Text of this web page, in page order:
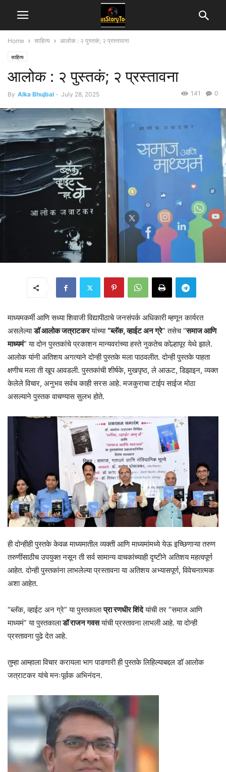
Home साहित्य आलोक : २ पुस्तकं; २ प्रस्तावना
साहित्य
आलोक : २ पुस्तकं; २ प्रस्तावना
By Alka Bhujbal - July 28, 2025 0
141
माध्यमकर्मी आणि सध्या शिवाजी विद्यापीठाचे जनसंपर्क अधिकारी म्हणून कार्यरत
असलेल्याडॉ आलोक जत्राटकरयांच्या“ब्लॅक, व्हाईट अन ग्रे” तसेच “समाज आणि
माध्यमं” या दोन पुस्तकांचे प्रकाशन मान्यवरांच्या हस्ते नुकतेच कोल्हापूर येथे झाले.
आलोक यांनी अतिशय अगत्याने दोन्ही पुस्तके मला पाठवलीत. दोन्ही पुस्तके पाहता
क्षणीच मला ती खूप आवडली. पुस्तकांची शीर्षके, मुखपृष्ठ, ले आऊट, डिझाइन, व्यक्त
केलेले विचार, अनुभव सर्वच काही सरस आहे. मजकुराचा टाईप साईज मोठा
असल्याने पुस्तक वाचण्यास सुलभ होते.
ही दोन्हीही पुस्तके केवळ माध्यमातील व्यक्ती आणि माध्यमांमध्ये येऊ इच्छिणाऱ्या तरुण
तरुणींसाठीच उपयुक्त नसून ती सर्व सामान्य वाचकांच्याही दृष्टीने अतिशय महत्वपूर्ण
आहेत. दोन्ही पुस्तकांना लाभलेल्या प्रस्तावना या अतिशय अभ्यासपूर्ण, विवेचनात्मक
अशा आहेत.
“ब्लॅक, व्हाईट अन ग्रे” या पुस्तकालाप्रा रणधीर शिंदेयांची तर “समाज आणि
माध्यमं” या पुस्तकालाडॉ राजन गवसयांची प्रस्तावना लाभली आहे. या दोन्ही
प्रस्तावना पुढे देत आहे.
तुम्हा आम्हाला विचार करायला भाग पाडणारी ही पुस्तके लिहिल्याबद्दल डॉ आलोक
जत्राटकर यांचे मनःपूर्वक अभिनंदन.